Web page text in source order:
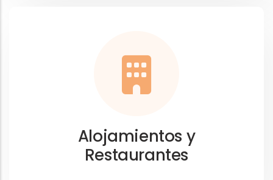
Alojamientos y
Restaurantes